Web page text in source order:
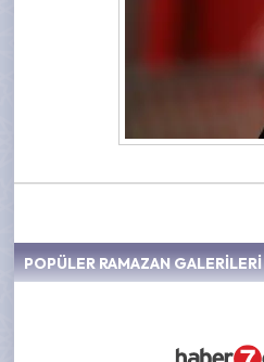
POPÜLER RAMAZAN GALERİLERİ